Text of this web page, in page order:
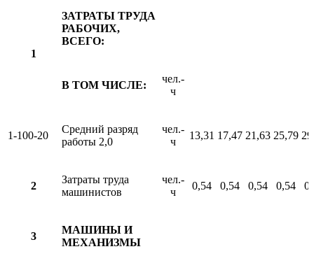
1
ЗАТРАТЫ ТРУДА
РАБОЧИХ,
ВСЕГО:
В ТОМ ЧИСЛЕ:
чел.-
ч
1-100-20
Средний разряд
работы 2,0
чел.-
ч
13,31 17,47 21,63 25,79
2
Затраты труда
машинистов
чел.-
ч
0,54 0,54 0,54 0,54
3
МАШИНЫ И
МЕХАНИЗМЫ